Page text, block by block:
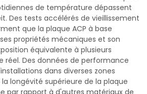
de température dépassent
Des tests accélérés de vieillissement
que la plaque ACP à base
propriétés mécaniques et son
équivalente à plusieurs
réel. Des données de performance
dans diverses zones
longévité supérieure de la plaque
par rapport à d'autres matériaux de